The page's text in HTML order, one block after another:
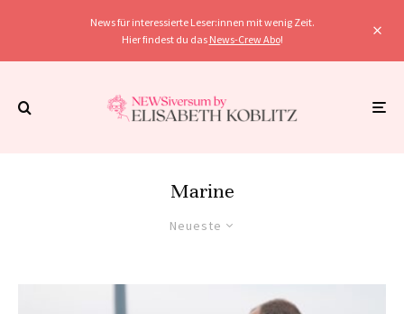
News für interessierte Leser:innen mit wenig Zeit.
Hier findest du das News-Crew Abo!
Marine
Neueste